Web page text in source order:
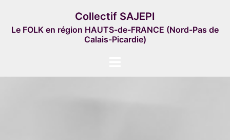
contenu
Collectif SAJEPI
Le FOLK en région HAUTS-de-FRANCE (Nord-Pas de
Calais-Picardie)